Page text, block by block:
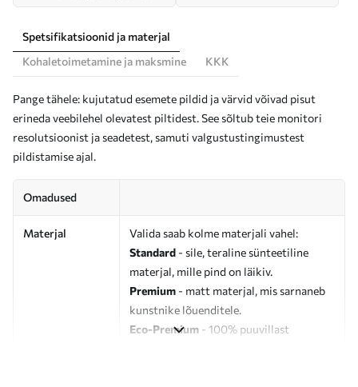
Spetsifikatsioonid ja materjal
Kohaletoimetamine ja maksmine
KKK
Pange tähele: kujutatud esemete pildid ja värvid võivad pisut
erineda veebilehel olevatest piltidest. See sõltub teie monitori
resolutsioonist ja seadetest, samuti valgustustingimustest
pildistamise ajal.
Omadused
Materjal
Valida saab kolme materjali vahel:
Standard - sile, teraline sünteetiline
materjal, mille pind on läikiv.
Premium - matt materjal, mis sarnaneb
kunstnike lõuenditele.
Eco-Premium - 100% puuvillast